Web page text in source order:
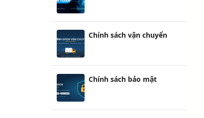
Chính sách vận chuyển
Chính sách bảo mật